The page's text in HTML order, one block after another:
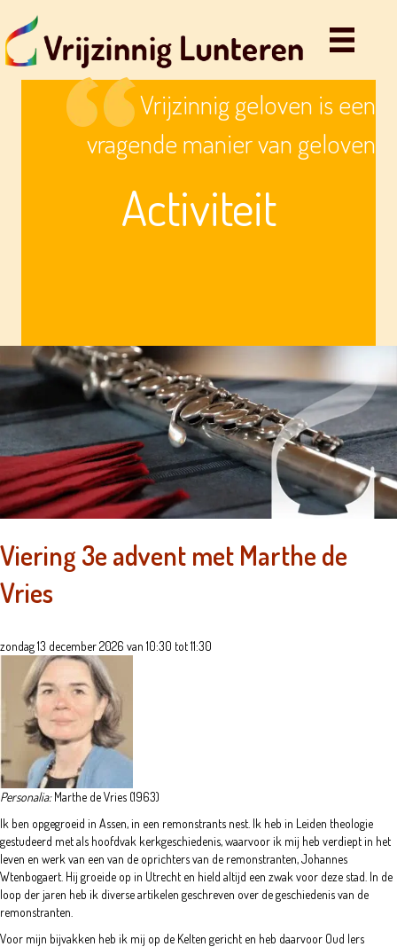
Vrijzinnig geloven is een
vragende manier van geloven
Activiteit
Viering 3e advent met Marthe de
Vries
zondag 13 december 2026 van 10:30 tot 11:30
Personalia:Marthe de Vries (1963)
Ik ben opgegroeid in Assen, in een remonstrants nest. Ik heb in Leiden theologie
gestudeerd met als hoofdvak kerkgeschiedenis, waarvoor ik mij heb verdiept in het
leven en werk van een van de oprichters van de remonstranten, Johannes
Wtenbogaert. Hij groeide op in Utrecht en hield altijd een zwak voor deze stad. In de
loop der jaren heb ik diverse artikelen geschreven over de geschiedenis van de
remonstranten.
Voor mijn bijvakken heb ik mij op de Kelten gericht en heb daarvoor Oud Iers